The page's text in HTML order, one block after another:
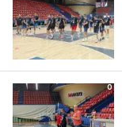
0